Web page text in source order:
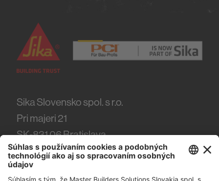
Sika Slovensko spol. s r.o.
Pri majeri 21
SK-831 06Bratislava
Tel. (+421) 918 444 918